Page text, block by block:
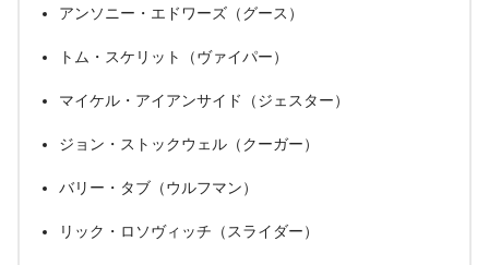
アンソニー・エドワーズ（グース）
トム・スケリット（ヴァイパー）
マイケル・アイアンサイド（ジェスター）
ジョン・ストックウェル（クーガー）
バリー・タブ（ウルフマン）
リック・ロソヴィッチ（スライダー）